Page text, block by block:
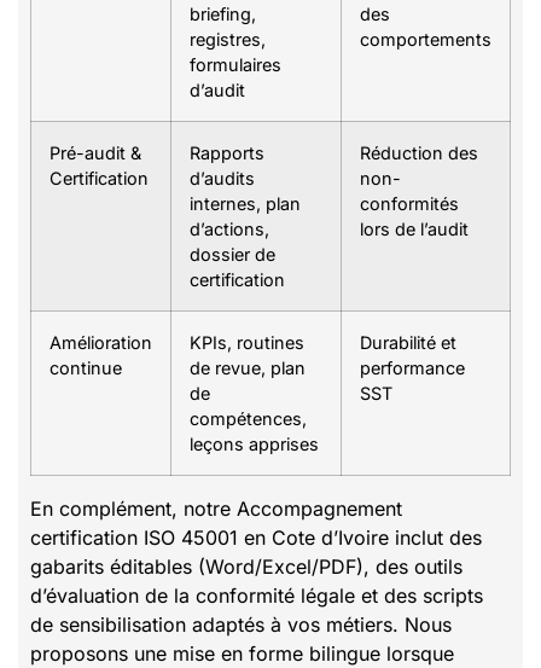
briefing,
registres,
formulaires
d’audit
des
comportements
Pré-audit &
Certification
Rapports
d’audits
internes, plan
d’actions,
dossier de
certification
Réduction des
non-
conformités
lors de l’audit
Amélioration
continue
KPIs, routines
de revue, plan
de
compétences,
leçons apprises
Durabilité et
performance
SST
En complément, notre Accompagnement
certification ISO 45001 en Cote d’Ivoire inclut des
gabarits éditables (Word/Excel/PDF), des outils
d’évaluation de la conformité légale et des scripts
de sensibilisation adaptés à vos métiers. Nous
proposons une mise en forme bilingue lorsque